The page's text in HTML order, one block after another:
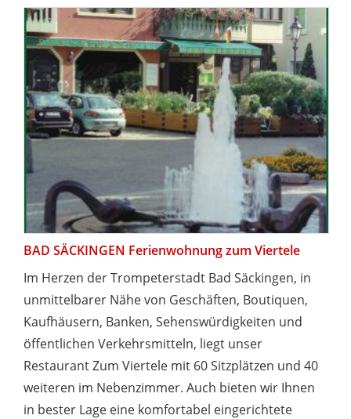
BAD SÄCKINGEN Ferienwohnung zum Viertele
Im Herzen der Trompeterstadt Bad Säckingen, in
unmittelbarer Nähe von Geschäften, Boutiquen,
Kaufhäusern, Banken, Sehenswürdigkeiten und
öffentlichen Verkehrsmitteln, liegt unser
Restaurant Zum Viertele mit 60 Sitzplätzen und 40
weiteren im Nebenzimmer. Auch bieten wir Ihnen
in bester Lage eine komfortabel eingerichtete